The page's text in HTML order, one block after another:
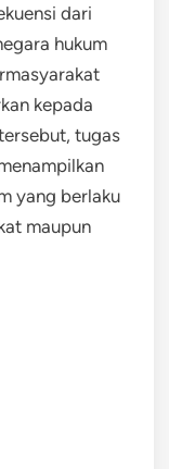
dari
hukum
kepada
tugas
yang berlaku
maupun